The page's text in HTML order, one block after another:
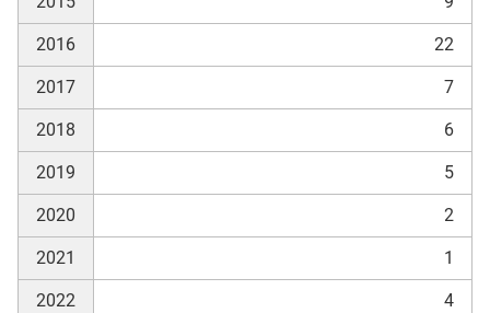
2016 22
2017 7
2018 6
2019 5
2020 2
2021 1
2022 4